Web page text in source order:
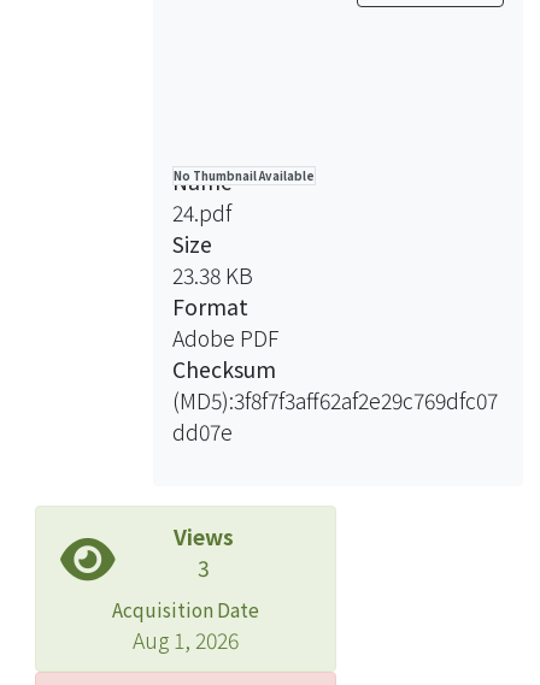
No Thumbnail Available
Name
24.pdf
Size
23.38 KB
Format
Adobe PDF
Checksum
(MD5):3f8f7f3aff62af2e29c769dfc07
dd07e
Views
3
Acquisition Date
Aug 1, 2026